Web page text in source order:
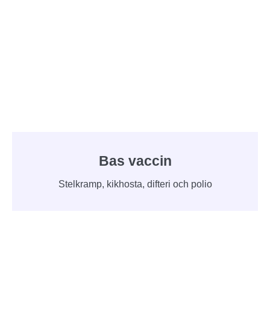
Bas vaccin
Stelkramp, kikhosta, difteri och polio